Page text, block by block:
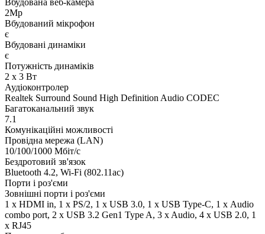
Вбудована веб-камера
2Mp
Вбудований мікрофон
є
Вбудовані динаміки
є
Потужність динаміків
2 x 3 Вт
Аудіоконтролер
Realtek Surround Sound High Definition Audio CODEC
Багатоканальний звук
7.1
Комунікаційні можливості
Провідна мережа (LAN)
10/100/1000 Мбіт/с
Бездротовий зв'язок
Bluetooth 4.2, Wi-Fi (802.11ac)
Порти і роз'єми
Зовнішні порти і роз'єми
1 x HDMI in, 1 x PS/2, 1 x USB 3.0, 1 x USB Type-C, 1 х Audio
combo port, 2 x USB 3.2 Gen1 Type A, 3 x Audio, 4 x USB 2.0, 1
x RJ45